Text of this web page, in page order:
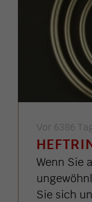
Vor 6386
Wenn Sie
Sie sich